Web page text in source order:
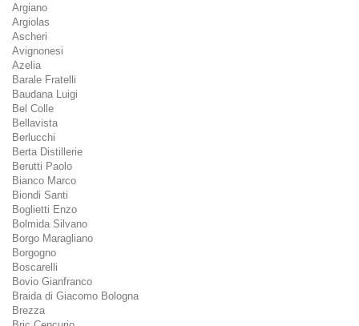
Argiano
Argiolas
Ascheri
Avignonesi
Azelia
Barale Fratelli
Baudana Luigi
Bel Colle
Bellavista
Berlucchi
Berta Distillerie
Berutti Paolo
Bianco Marco
Biondi Santi
Boglietti Enzo
Bolmida Silvano
Borgo Maragliano
Borgogno
Boscarelli
Bovio Gianfranco
Braida di Giacomo Bologna
Brezza